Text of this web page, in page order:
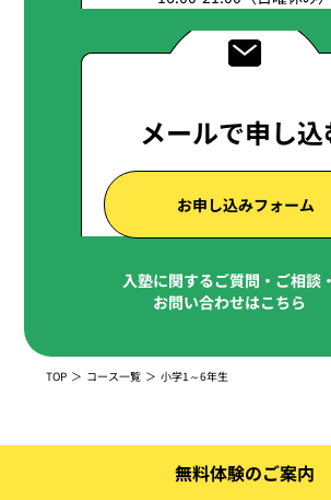
無料体験のご案内
メールで申し込
お申し込みフォーム
入塾に関するご質問・ご相談・
お問い合わせはこちら
TOP コース一覧 小学1～6年生